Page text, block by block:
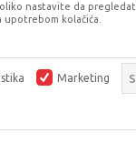
da opišemo što je
su svi podaci i
kompletni i bez
ali ne podrazumijeva
nastavite da
upotrebom kolačića.
Marketing